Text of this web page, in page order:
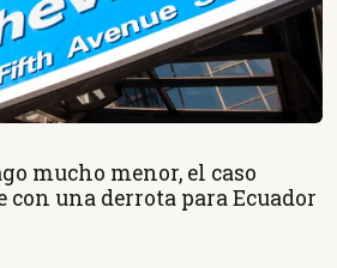
mucho menor, el caso
una derrota para Ecuador